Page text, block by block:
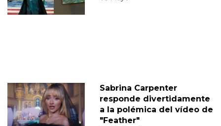
Sabrina Carpenter
responde divertidamente
a la polémica del vídeo de
"Feather"